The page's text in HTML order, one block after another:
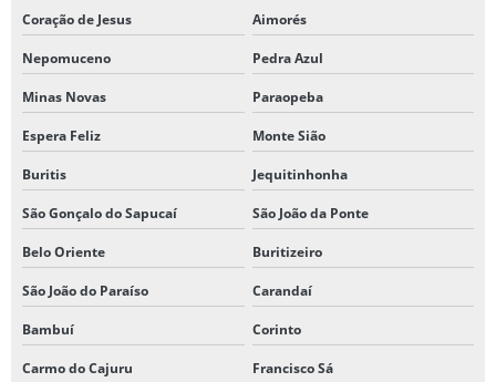
Coração de Jesus Aimorés
Nepomuceno Pedra Azul
Minas Novas Paraopeba
Espera Feliz Monte Sião
Buritis Jequitinhonha
São Gonçalo do Sapucaí São João da Ponte
Belo Oriente Buritizeiro
São João do Paraíso Carandaí
Bambuí Corinto
Carmo do Cajuru Francisco Sá